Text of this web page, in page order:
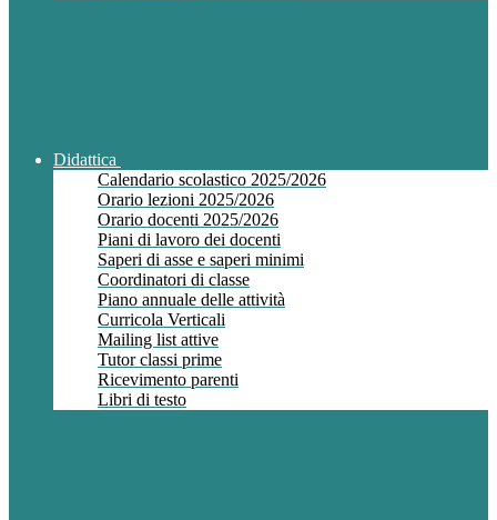
Didattica
Calendario scolastico 2025/2026
Orario lezioni 2025/2026
Orario docenti 2025/2026
Piani di lavoro dei docenti
Saperi di asse e saperi minimi
Coordinatori di classe
Piano annuale delle attività
Curricola Verticali
Mailing list attive
Tutor classi prime
Ricevimento parenti
Libri di testo